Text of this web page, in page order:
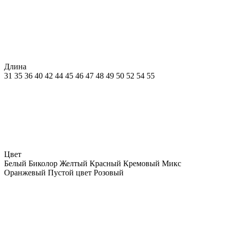
Длина
31 35 36 40 42 44 45 46 47 48 49 50 52 54 55
Цвет
Белый Биколор Желтый Красный Кремовый Микс
Оранжевый Пустой цвет Розовый